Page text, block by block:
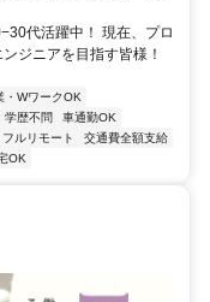
代活躍中！ 現在、プロ
ジニアを目指す皆様！
・WワークOK
学歴不問
車通勤OK
フルリモート
交通費全額支給
OK